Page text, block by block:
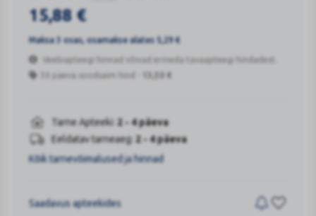
15,88 €
Maksa 3 osas, osamakse alates 5,29 €
Veebiapteegi hinnad võivad erineda tavaapteegi hindadest.
30 päeva soodsaim hind -
13,50 €
Tarne Apteeki: 2 - 4 päeva
Eeldatav tarneaeg: 2 - 4 päeva
Kõik tarnevõimalused ja hinnad
Saadavus apteekides